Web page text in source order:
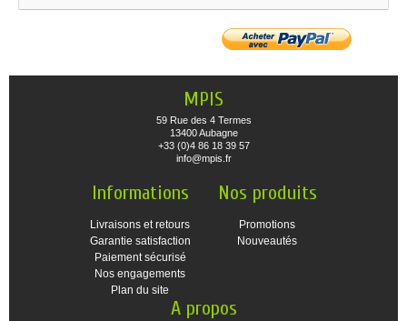
MPIS
59 Rue des 4 Termes
13400 Aubagne
+33 (0)4 86 18 39 57
info@mpis.fr
Informations
Livraisons et retours
Garantie satisfaction
Paiement sécurisé
Nos engagements
Plan du site
Nos produits
Promotions
Nouveautés
A propos